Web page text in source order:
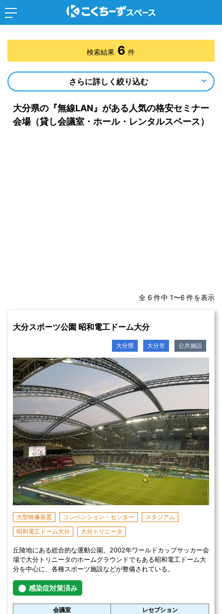
大分県の『無線LAN』がある人気の格安セミナー
会場（貸し会議室・ホール・レンタルスペース）
全 6 件中 1〜6 件を表示
大分スポーツ公園 昭和電工ドーム大分
大分県 大分市 公共施設
大型映像装置 コンベンション・センター
スタジアム
昭和電工ドーム大分
大分トリニータ
丘陵地にある総合的な運動公園。2002年ワールドカップサッカー会
場で大分トリニータのホームグラウンドでもある昭和電工ドーム大
分を中心に、各種スポーツ施設などが整備されている。
感染症対策済み
会議室
レセプション
検索結果 6 件
さらに詳しく絞り込む